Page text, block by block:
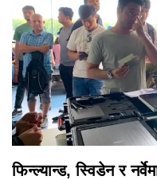
फिन्ल्यान्ड, स्विडेन र